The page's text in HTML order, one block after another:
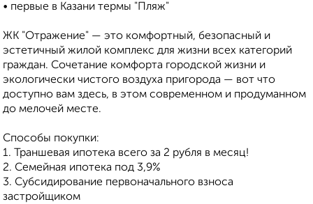
• первые в Казани термы "Пляж"
ЖК "Отражение" — это комфортный, безопасный и
эстетичный жилой комплекс для жизни всех категорий
граждан. Сочетание комфорта городской жизни и
экологически чистого воздуха пригорода — вот что
доступно вам здесь, в этом современном и продуманном
до мелочей месте.
Способы покупки:
1. Траншевая ипотека всего за 2 рубля в месяц!
2. Семейная ипотека под 3,9%
3. Субсидирование первоначального взноса
застройщиком